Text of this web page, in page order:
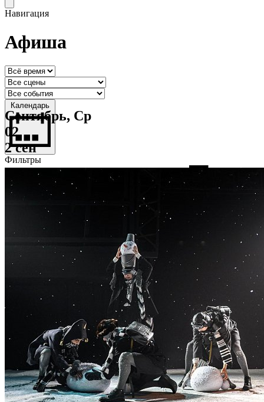
Навигация
Афиша
Календарь
Фильтры
Сентябрь, Ср
02
2 сен